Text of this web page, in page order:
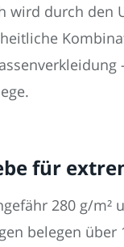
wird durch den
für
280 g/
belegen